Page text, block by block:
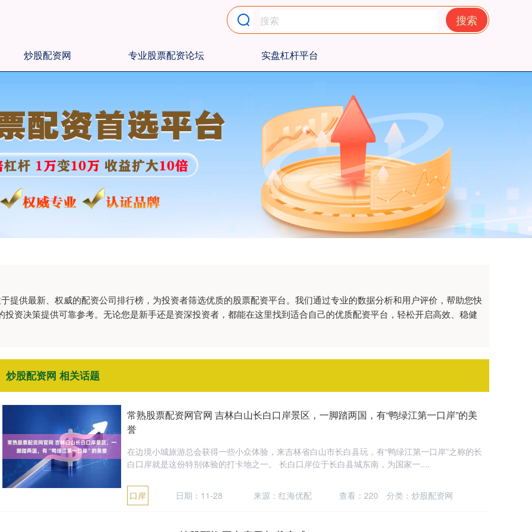
搜索
炒股配资网 专业股票配资论坛 实盘杠杆平台
提供最新、权威的配资公司排行榜，为投资者筛选优质的股票配资平台。我们通过专业的数据分析和用户评价，帮助您快
资决策提供可靠参考。无论您是新手还是资深投资者，都能在这里找到适合自己的优质配资平台，轻松开启高效、稳健
炒股配资网 相关话题
常熟股票配资网官网 吉林白山长白口岸景区，一脚踏两国，有“鸭绿江第一口岸”的美
誉
在边境小城旅游总会获得一些小众体验，来吉林省白山市长白县玩，有“鸭绿江第一口岸”之称的长
白口岸就是这份特别体验的打卡地之一。 长白口岸位于长白县城东南，为国家一....
口岸 日期：11-28 来源：红海优配 查看： 220 分类： 炒股配资网